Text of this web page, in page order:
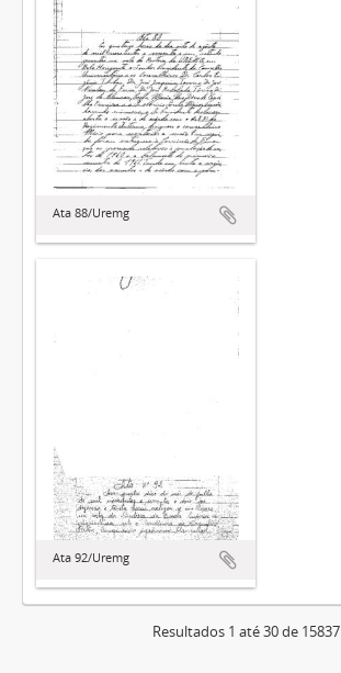
Ata 88/Uremg
Ata 92/Uremg
Resultados 1 até 30 de 15837